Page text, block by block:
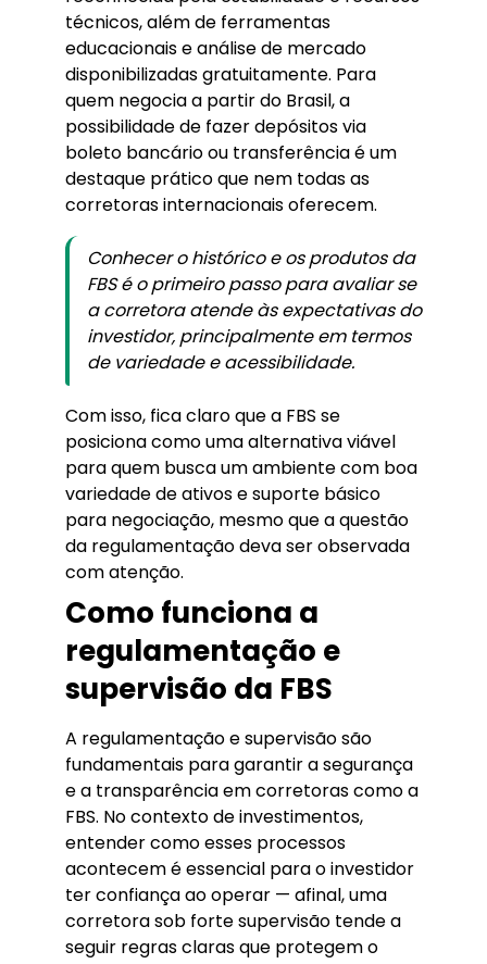
técnicos, além de ferramentas
educacionais e análise de mercado
disponibilizadas gratuitamente. Para
quem negocia a partir do Brasil, a
possibilidade de fazer depósitos via
boleto bancário ou transferência é um
destaque prático que nem todas as
corretoras internacionais oferecem.
Conhecer o histórico e os produtos da
FBS é o primeiro passo para avaliar se
a corretora atende às expectativas do
investidor, principalmente em termos
de variedade e acessibilidade.
Com isso, fica claro que a FBS se
posiciona como uma alternativa viável
para quem busca um ambiente com boa
variedade de ativos e suporte básico
para negociação, mesmo que a questão
da regulamentação deva ser observada
com atenção.
Como funciona a
regulamentação e
supervisão da FBS
A regulamentação e supervisão são
fundamentais para garantir a segurança
e a transparência em corretoras como a
FBS. No contexto de investimentos,
entender como esses processos
acontecem é essencial para o investidor
ter confiança ao operar — afinal, uma
corretora sob forte supervisão tende a
seguir regras claras que protegem o